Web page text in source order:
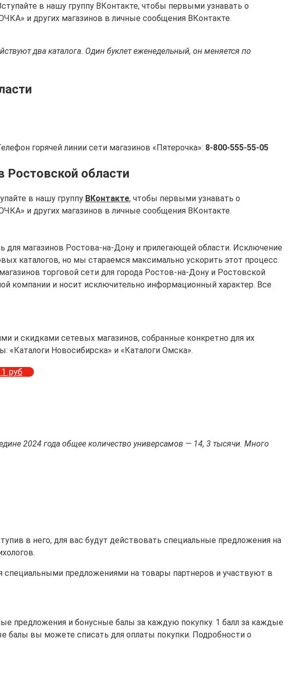
в нашу группу ВКонтакте, чтобы первыми узнавать о
и других магазинов в личные сообщения ВКонтакте.
два каталога. Один буклет еженедельный, он меняется по
горячей линии сети магазинов «Пятерочка»: 8-800-555-55-05
области
в нашу группу ВКонтакте, чтобы первыми узнавать о
и других магазинов в личные сообщения ВКонтакте.
для магазинов Ростова-на-Дону и прилегающей области. Исключение
каталогов, но мы стараемся максимально ускорить этот процесс.
торговой сети для города Ростов-на-Дону и Ростовской
компании и носит исключительно информационный характер. Все
и скидками сетевых магазинов, собранные конкретно для их
Новосибирска» и «Каталоги Омска».
руб
2024 года общее количество универсамов — 14, 3 тысячи. Много
в него, для вас будут действовать специальные предложения на
специальными предложениями на товары партнеров и участвуют в
предложения и бонусные балы за каждую покупку. 1 балл за каждые
балы вы можете списать для оплаты покупки. Подробности о